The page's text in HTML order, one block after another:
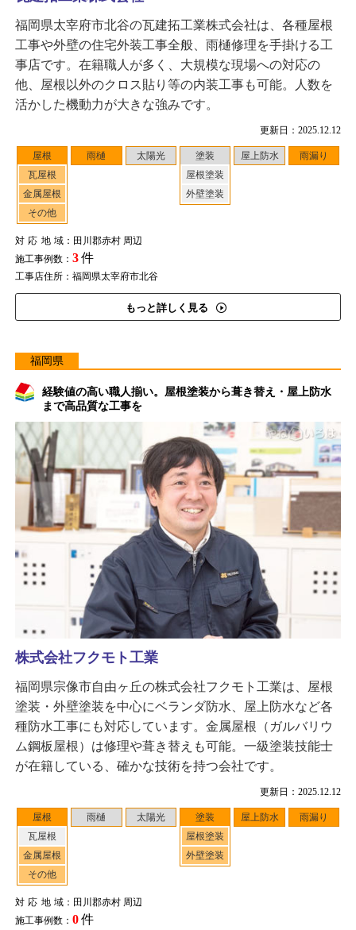
更新日：2025.12.12
屋根
瓦屋根
金属屋根
その他
雨樋 太陽光
塗装
屋根塗装
外壁塗装
屋上防水 雨漏り
対応地域：田川郡赤村 周辺
施工事例数： 3件
工事店住所：福岡県太宰府市北谷
もっと詳しく見る
福岡県太宰府市北谷の瓦建拓工業株式会社は、各種屋根
工事や外壁の住宅外装工事全般、雨樋修理を手掛ける工
事店です。在籍職人が多く、大規模な現場への対応の
他、屋根以外のクロス貼り等の内装工事も可能。人数を
活かした機動力が大きな強みです。
福岡県
経験値の高い職人揃い。屋根塗装から葺き替え・屋上防水
まで高品質な工事を
更新日：2025.12.12
屋根
瓦屋根
金属屋根
その他
雨樋 太陽光
塗装
屋根塗装
外壁塗装
屋上防水 雨漏り
対応地域：田川郡赤村 周辺
施工事例数： 0件
株式会社フクモト工業
福岡県宗像市自由ヶ丘の株式会社フクモト工業は、屋根
塗装・外壁塗装を中心にベランダ防水、屋上防水など各
種防水工事にも対応しています。金属屋根（ガルバリウ
ム鋼板屋根）は修理や葺き替えも可能。一級塗装技能士
が在籍している、確かな技術を持つ会社です。